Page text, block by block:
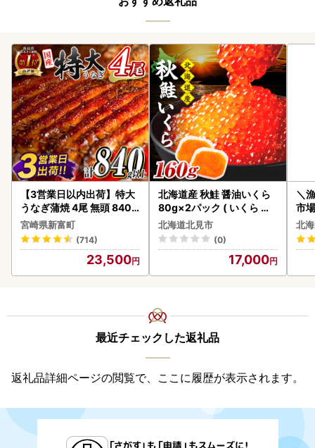
【3営業日以内出荷】特大
うなぎ蒲焼 4尾 無頭 840g
以上 C388-840-3D
宮崎県新富町
(714)
23,500
北海道産 秋鮭 醤油いくら
80g×2パック ( いくら イ
クラ 魚卵 鮭 サケ さけ 鮭い
くら 醤油漬け パック 北海
道産 ふるさと納税 秋鮭 )【
北海道北見市
(0)
17,000
＼
市
貝
北
最近チェックした返礼品
返礼品詳細ページの閲覧で、ここに履歴が表示されます。